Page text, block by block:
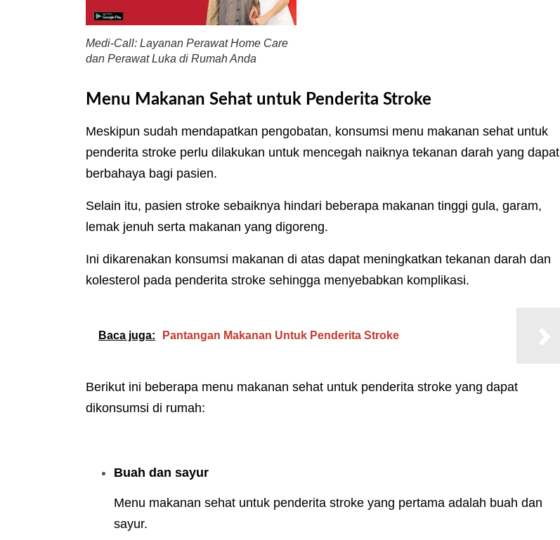
Medi-Call: Layanan Perawat Home Care
dan Perawat Luka di Rumah Anda
Menu Makanan Sehat untuk Penderita Stroke
Meskipun sudah mendapatkan pengobatan, konsumsi menu makanan sehat untuk
penderita stroke perlu dilakukan untuk mencegah naiknya tekanan darah yang dapat
berbahaya bagi pasien.
Selain itu, pasien stroke sebaiknya hindari beberapa makanan tinggi gula, garam,
lemak jenuh serta makanan yang digoreng.
Ini dikarenakan konsumsi makanan di atas dapat meningkatkan tekanan darah dan
kolesterol pada penderita stroke sehingga menyebabkan komplikasi.
Baca juga: Pantangan Makanan Untuk Penderita Stroke
Berikut ini beberapa menu makanan sehat untuk penderita stroke yang dapat
dikonsumsi di rumah:
Buah dan sayur
Menu makanan sehat untuk penderita stroke yang pertama adalah buah dan
sayur.